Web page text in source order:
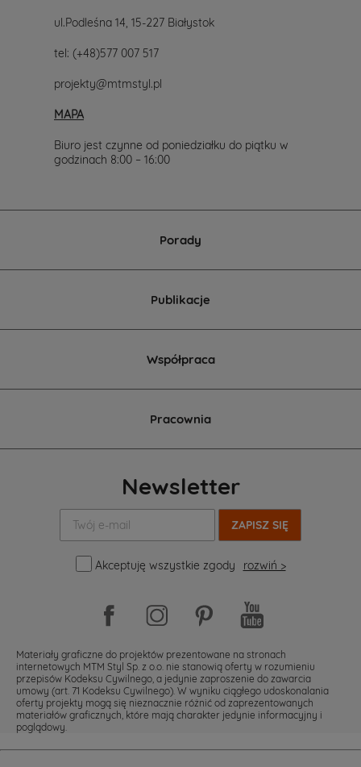
ul.Podleśna 14, 15-227 Białystok
tel: (+48)577 007 517
projekty@mtmstyl.pl
MAPA
Biuro jest czynne od poniedziałku do piątku w
godzinach 8:00 – 16:00
Porady
Publikacje
Współpraca
Pracownia
Newsletter
mail:
Akceptuję wszystkie zgody
rozwiń >
Materiały graficzne do projektów prezentowane na stronach
internetowych MTM Styl Sp. z o.o. nie stanowią oferty w rozumieniu
przepisów Kodeksu Cywilnego, a jedynie zaproszenie do zawarcia
umowy (art. 71 Kodeksu Cywilnego). W wyniku ciągłego udoskonalania
oferty projekty mogą się nieznacznie różnić od zaprezentowanych
materiałów graficznych, które mają charakter jedynie informacyjny i
poglądowy.